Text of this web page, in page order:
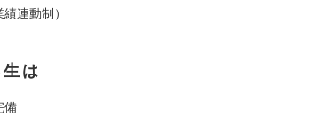
連動制）
は
備